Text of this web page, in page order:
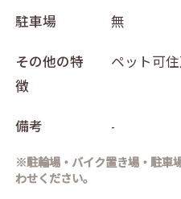
駐車場 無
その他の特
徴
ペット可
備考 -
※駐輪場・バイク置き場・駐車
わせください。